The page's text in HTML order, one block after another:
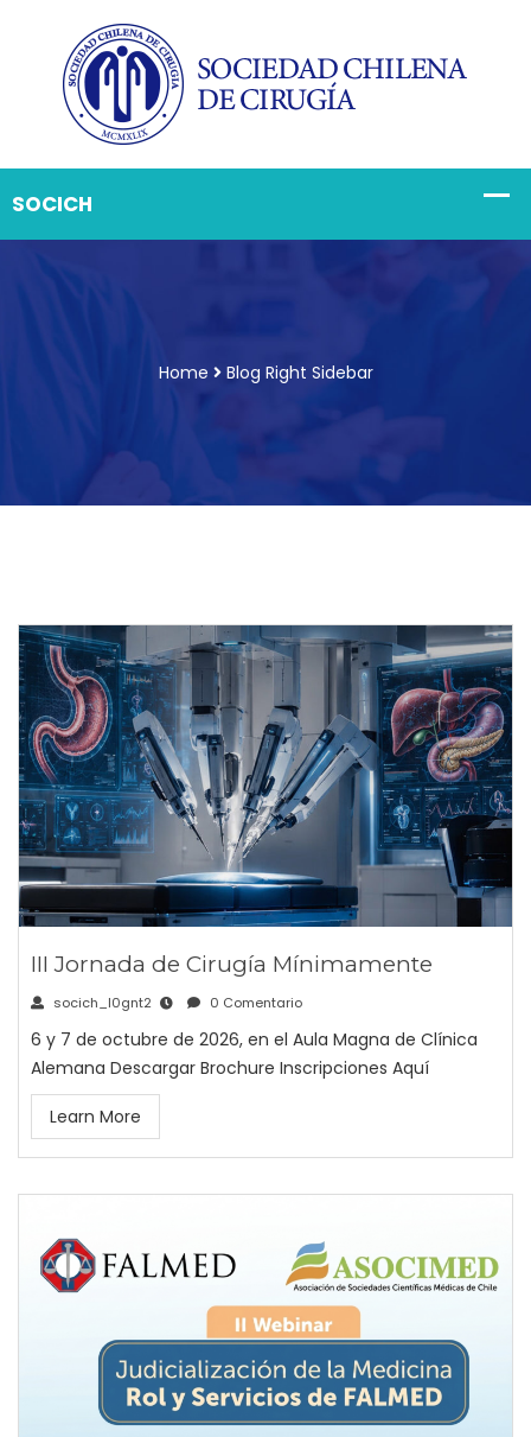
Home Blog Right Sidebar
III Jornada de Cirugía Mínimamente
socich_l0gnt2 0 Comentario
6 y 7 de octubre de 2026, en el Aula Magna de Clínica
Alemana Descargar Brochure Inscripciones Aquí
Learn More